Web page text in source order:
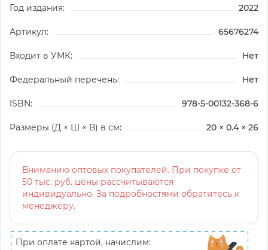
Год издания: 2022
Артикул: 65676274
Входит в УМК: Нет
Федеральный перечень: Нет
ISBN: 978-5-00132-368-6
Размеры (Д × Ш × В) в см: 20 × 0.4 × 26
Вниманию оптовых покупателей. При покупке от
50 тыс. руб. цены рассчитываются
индивидуально. За подробностями обратитесь к
менеджеру.
При оплате картой, начислим: